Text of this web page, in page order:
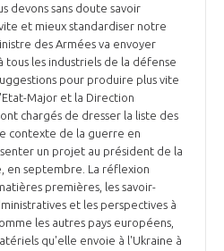
devons sans doute savoir
et mieux standardiser notre
des Armées va envoyer
les industriels de la défense
pour produire plus vite
Major et la Direction
chargés de dresser la liste des
contexte de la guerre en
un projet au président de la
en septembre. La réflexion
premières, les savoir-
et les perspectives à
les autres pays européens,
qu'elle envoie à l'Ukraine à